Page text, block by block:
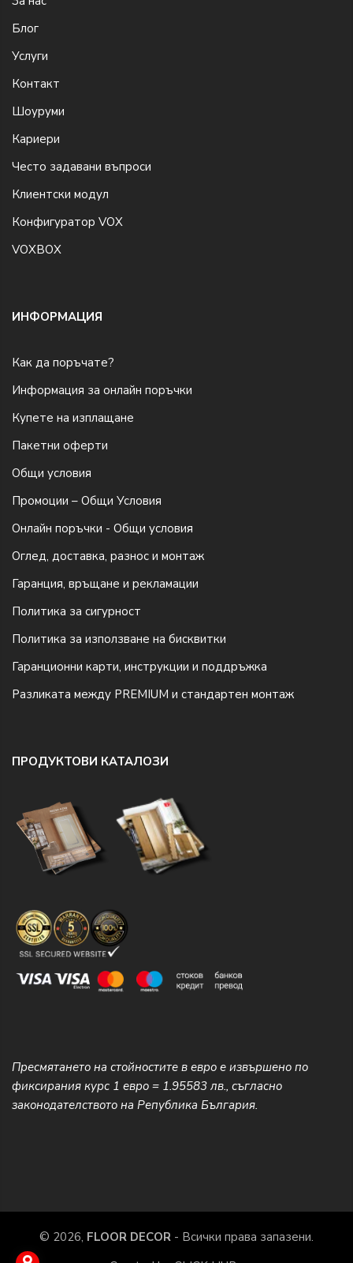
Блог
Услуги
Контакт
Шоуруми
Кариери
Често задавани въпроси
Клиентски модул
Конфигуратор VOX
VOXBOX
ИНФОРМАЦИЯ
Как да поръчате?
Информация за онлайн поръчки
Купете на изплащане
Пакетни оферти
Общи условия
Промоции – Общи Условия
Онлайн поръчки - Общи условия
Оглед, доставка, разнос и монтаж
Гаранция, връщане и рекламации
Политика за сигурност
Политика за използване на бисквитки
Гаранционни карти, инструкции и поддръжка
Разликата между PREMIUM и стандартен монтаж
ПРОДУКТОВИ КАТАЛОЗИ
Пресмятането на стойностите в евро е извършено по
фиксирания курс 1 евро = 1.95583 лв., съгласно
законодателството на Република България.
© 2026, FLOOR DECOR - Всички права запазени.